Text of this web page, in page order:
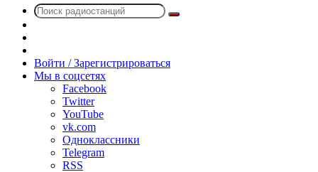
Поиск
радио
Войти / Зарегистрироваться
Мы в соцсетях
Facebook
Twitter
YouTube
vk.com
Одноклассники
Telegram
RSS